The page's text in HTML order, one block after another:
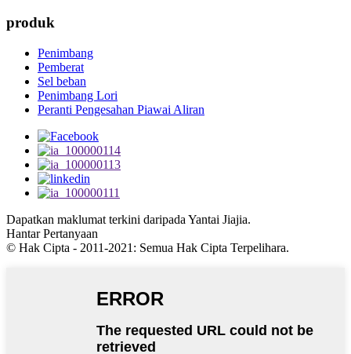
produk
Penimbang
Pemberat
Sel beban
Penimbang Lori
Peranti Pengesahan Piawai Aliran
Dapatkan maklumat terkini daripada Yantai Jiajia.
Hantar Pertanyaan
© Hak Cipta - 2011-2021: Semua Hak Cipta Terpelihara.